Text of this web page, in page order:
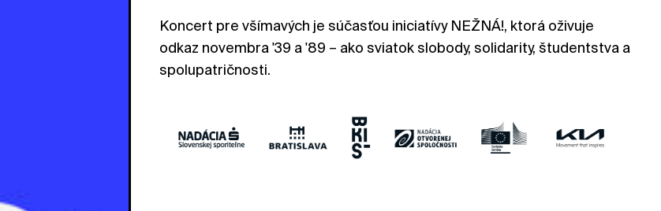
Koncert pre všímavých je súčasťou iniciatívy NEŽNÁ!, ktorá oživuje
odkaz novembra '39 a '89 – ako sviatok slobody, solidarity, študentstva a
spolupatričnosti.